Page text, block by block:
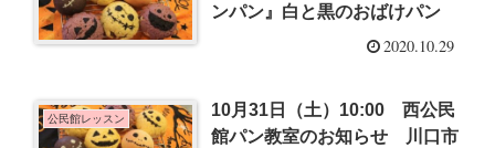
ンパン』白と黒のおばけパン
2020.10.29
公民館レッスン
10月31日（土）10:00 西公民
館パン教室のお知らせ 川口市